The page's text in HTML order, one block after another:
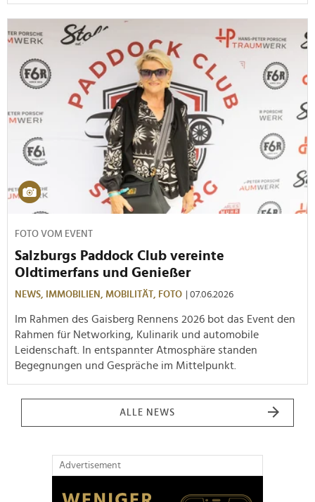
FOTO VOM EVENT
Salzburgs Paddock Club vereinte
Oldtimerfans und Genießer
NEWS, IMMOBILIEN, MOBILITÄT, FOTO | 07.06.2026
Im Rahmen des Gaisberg Rennens 2026 bot das Event den
Rahmen für Networking, Kulinarik und automobile
Leidenschaft. In entspannter Atmosphäre standen
Begegnungen und Gespräche im Mittelpunkt.
ALLE NEWS
Advertisement